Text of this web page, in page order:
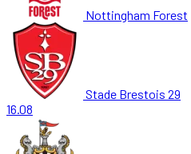
Nottingham Forest
Stade Brestois 29
16.08